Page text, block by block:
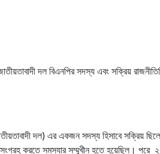
দল বিএনপির সদস্য এবং সক্রিয়
দল) এর একজন সদস্য হিসাবে সক্রিয়
করতে সমস্যার সম্মুখীন হতে হয়েছিল। পরে